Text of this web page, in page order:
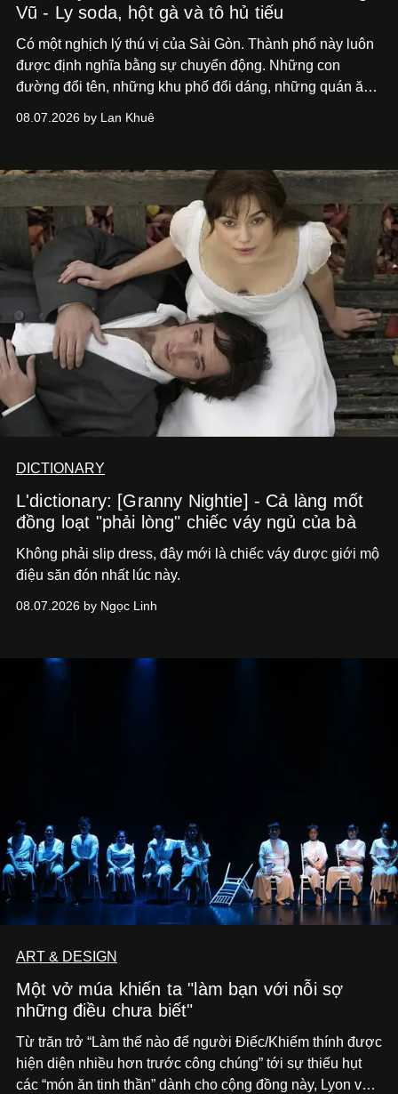
Vũ - Ly soda, hột gà và tô hủ tiếu
Có một nghịch lý thú vị của Sài Gòn. Thành phố này luôn
được định nghĩa bằng sự chuyển động. Những con
đường đổi tên, những khu phố đổi dáng, những quán ăn
nói về cái mới, về xu hướng tiếp theo, về những điều
08.07.2026 by Lan Khuê
DICTIONARY
L'dictionary: [Granny Nightie] - Cả làng mốt
đồng loạt "phải lòng" chiếc váy ngủ của bà
Không phải slip dress, đây mới là chiếc váy được giới mộ
điệu săn đón nhất lúc này.
08.07.2026 by Ngọc Linh
ART & DESIGN
Một vở múa khiến ta "làm bạn với nỗi sợ
những điều chưa biết"
Từ trăn trở “Làm thế nào để người Điếc/Khiếm thính được
hiện diện nhiều hơn trước công chúng” tới sự thiếu hụt
các “món ăn tinh thần” dành cho cộng đồng này, Lyon và